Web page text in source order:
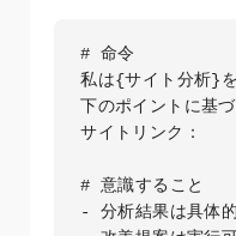
# 命令
私は{サイト分析}
下のポイントに基
サイトリンク：
# 意識すること
- 分析結果は具体